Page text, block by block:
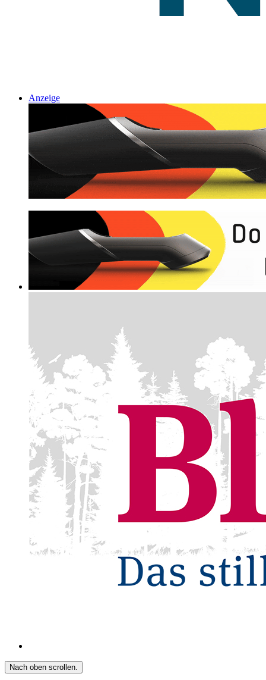
Anzeige
Nach oben scrollen.